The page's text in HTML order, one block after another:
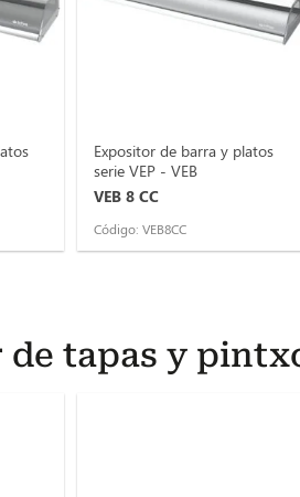
Expositor de barra y platos
serie VEP - VEB
VEB 8 CC
Código: VEB8CC
de tapas y